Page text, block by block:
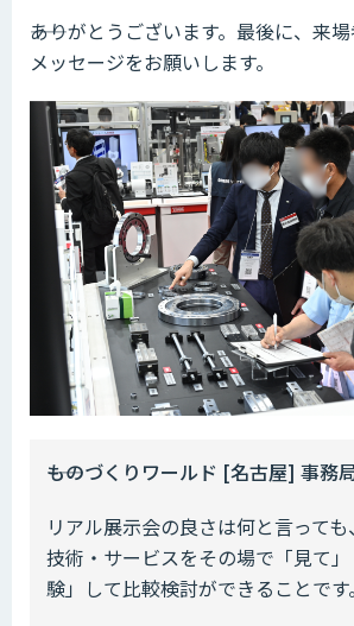
――ありがとうございます。最後に、来
メッセージをお願いします。
――ものづくりワールド [名古屋] 事務
リアル展示会の良さは何と言っても
技術・サービスをその場で「見て
験」して比較検討ができることです。